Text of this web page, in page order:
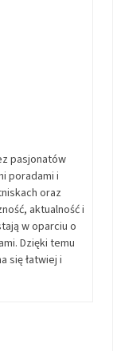
pasjonatów
poradami i
oraz
aktualność i
w oparciu o
Dzięki temu
się łatwiej i